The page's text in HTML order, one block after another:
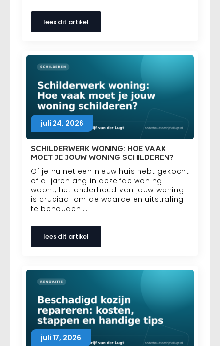
lees dit artikel
SCHILDERWERK WONING: HOE VAAK
MOET JE JOUW WONING SCHILDEREN?
juli 24, 2026
Of je nu net een nieuw huis hebt gekocht
of al jarenlang in dezelfde woning
woont, het onderhoud van jouw woning
is cruciaal om de waarde en uitstraling
te behouden.…
lees dit artikel
juli 17, 2026